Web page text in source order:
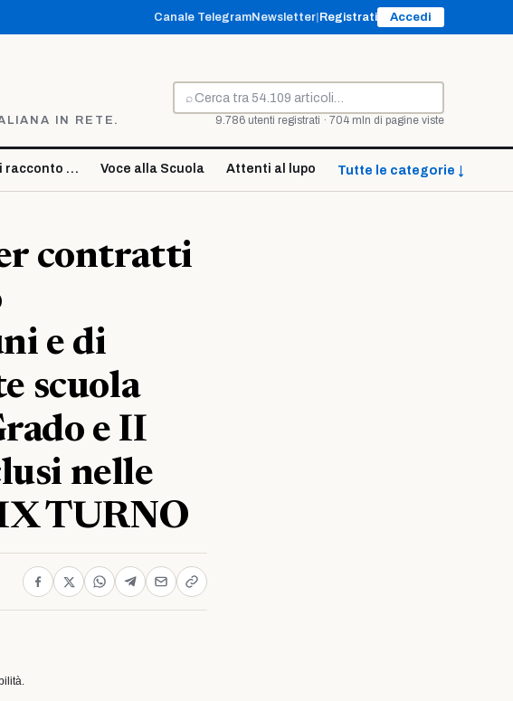
Canale TelegramNewsletter Registrati Accedi
IN RETE.
⌕
Cerca
9.786 utenti registrati · 704 mln di pagine viste
racconto … Voce alla Scuola Attenti al lupo Tutte le categorie ↓
contratti
e di
scuola
e II
nelle
TURNO